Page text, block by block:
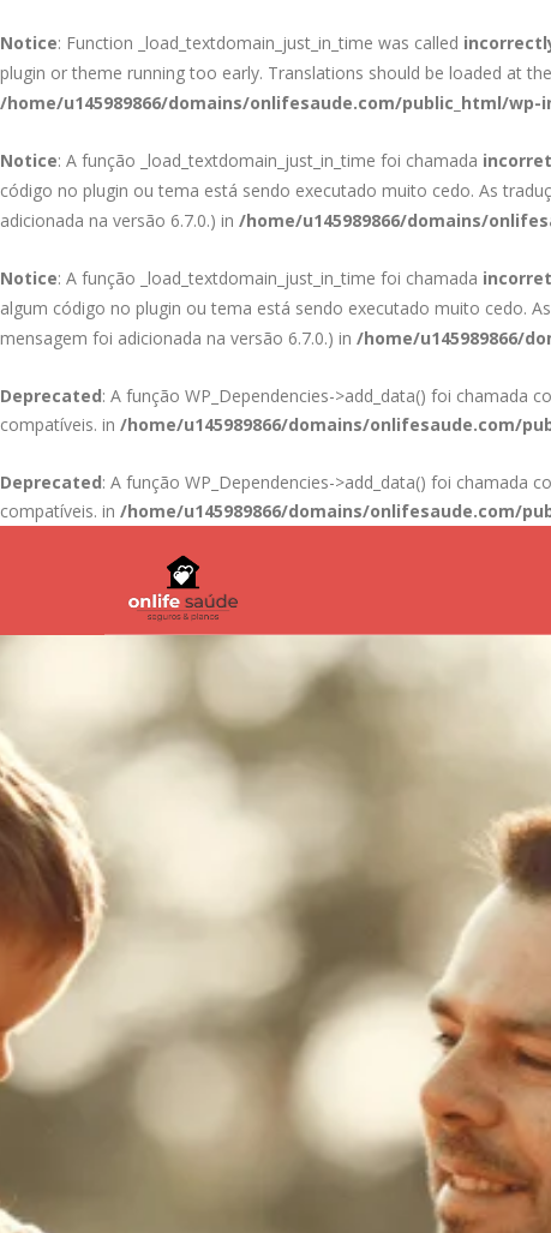
Notice: Function _load_textdomain_just_in_time was called
plugin or theme running too early. Translations should be loaded at the
/home/u145989866/domains/onlifesaude.com/public_html/
Notice: A função _load_textdomain_just_in_time foi chamada
código no plugin ou tema está sendo executado muito cedo. As
adicionada na versão 6.7.0.) in /home/u145989866/domains/
Notice: A função _load_textdomain_just_in_time foi chamada
algum código no plugin ou tema está sendo executado muito cedo.
mensagem foi adicionada na versão 6.7.0.) in /home/u145989866/
Deprecated: A função WP_Dependencies->add_data() foi chamada
compatíveis. in /home/u145989866/domains/onlifesaude.com/
Deprecated: A função WP_Dependencies->add_data() foi chamada
compatíveis. in /home/u145989866/domains/onlifesaude.com/